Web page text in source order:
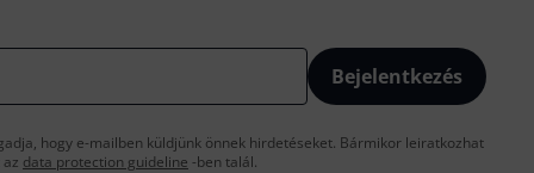
Bejelentkezés
hogy e-mailben küldjünk önnek hirdetéseket. Bármikor leiratkozhat
data protection guideline -ben talál.